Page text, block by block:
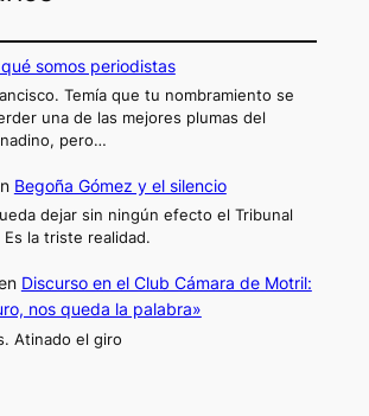
somos periodistas
Temía que tu nombramiento se
una de las mejores plumas del
pero…
Begoña Gómez y el silencio
dejar sin ningún efecto el Tribunal
la triste realidad.
Discurso en el Club Cámara de Motril:
nos queda la palabra»
Atinado el giro